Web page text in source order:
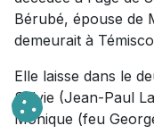
Bérubé, épouse de
demeurait à
Elle laisse dans le
Sylvie (Jean-Paul
Monique (feu